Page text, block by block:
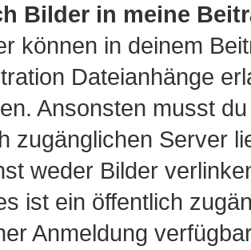
Bilder in meine
können in deinem
Dateianhänge
Ansonsten musst
zugänglichen Server
weder Bilder
ist ein öffentlich
Anmeldung